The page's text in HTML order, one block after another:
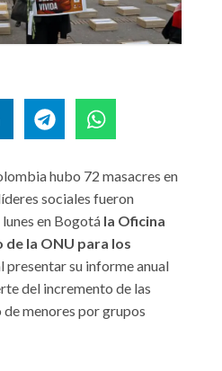
hubo 72 masacres en
sociales fueron
en Bogotá la Oficina
la ONU para los
presentar su informe anual
del incremento de las
menores por grupos